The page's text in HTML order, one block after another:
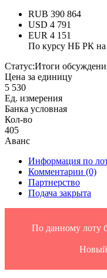
RUB 390 864
USD 4 791
EUR 4 151
По курсу НБ РК на
Статус:Итоги
Цена за единицу
5 530
Ед. измерения
Банка условная
Кол-во
405
Аванс
Информация по
Комментарии (0)
Партнерство
Подача закрыта
По данному лоту